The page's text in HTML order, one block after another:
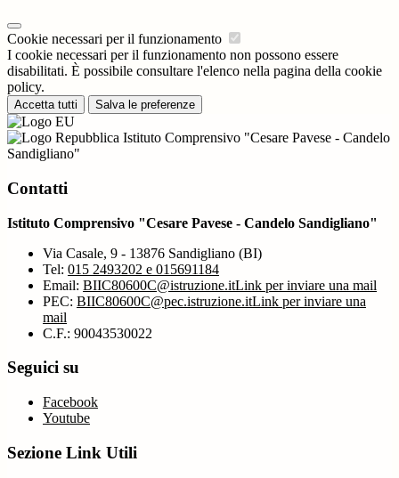
Cookie necessari per il funzionamento
I cookie necessari per il funzionamento non possono essere
disabilitati. È possibile consultare l'elenco nella pagina della cookie
policy.
Accetta tutti Salva le preferenze
Istituto Comprensivo "Cesare Pavese - Candelo
Sandigliano"
Contatti
Istituto Comprensivo "Cesare Pavese - Candelo Sandigliano"
Via Casale, 9 - 13876 Sandigliano (BI)
Tel: 015 2493202 e 015691184
Email: BIIC80600C@istruzione.itLink per inviare una mail
PEC: BIIC80600C@pec.istruzione.itLink per inviare una
mail
C.F.: 90043530022
Seguici su
Facebook
Youtube
Sezione Link Utili